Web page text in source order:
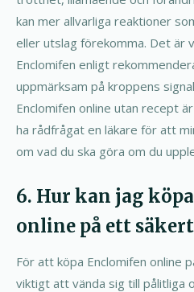
kan mer allvarliga reaktioner
eller utslag förekomma. Det är
Enclomifen enligt
uppmärksam på kroppens
Enclomifen online utan recept
ha rådfrågat en läkare för att
om vad du ska göra om du
6. Hur kan jag
online på ett
För att köpa Enclomifen online
viktigt att vända sig till pålitliga